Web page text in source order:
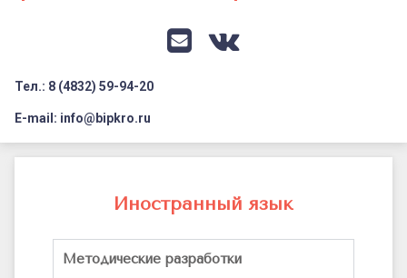
Профилактика дистанционных преступлений
Флагманы образования
Педагог-психолог
E-mailVK
Заголовок сайта → второстепенный
Тел.: 8 (4832) 59-94-20
E-mail: info@bipkro.ru
копилка.
Иностранный
язык
Иностранный язык
Методические разработки